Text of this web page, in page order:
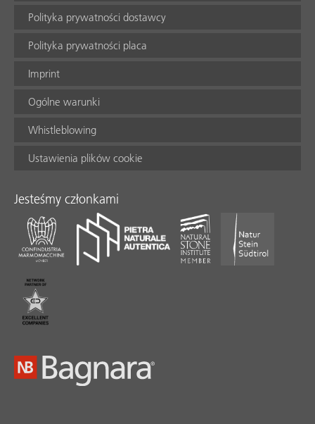
Polityka prywatności dostawcy
Polityka prywatności placa
Imprint
Ogólne warunki
Whistleblowing
Ustawienia plików cookie
Jesteśmy członkami